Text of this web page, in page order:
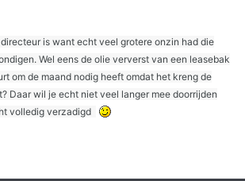
is want echt veel grotere onzin had die
Wel eens de olie ververst van een leasebak
om de maand nodig heeft omdat het kreng de
Daar wil je echt niet veel langer mee doorrijden
volledig verzadigd